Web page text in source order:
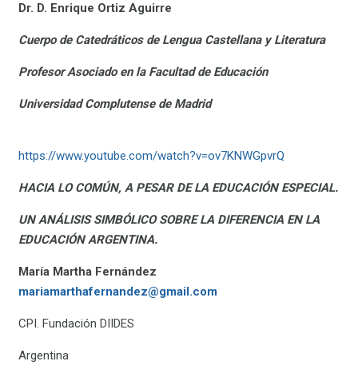
Dr. D. Enrique Ortiz Aguirre
Cuerpo de Catedráticos de Lengua Castellana y Literatura
Profesor Asociado en la Facultad de Educación
Universidad Complutense de Madrid
https://www.youtube.com/watch?v=ov7KNWGpvrQ
HACIA LO COMÚN, A PESAR DE LA EDUCACIÓN ESPECIAL.
UN ANÁLISIS SIMBÓLICO SOBRE LA DIFERENCIA EN LA
EDUCACIÓN ARGENTINA.
María Martha Fernández
mariamarthafernandez@gmail.com
CPI. Fundación DIIDES
Argentina